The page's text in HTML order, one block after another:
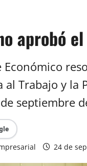
aprobó
Económico
al Trabajo y la
septiembre
24 de